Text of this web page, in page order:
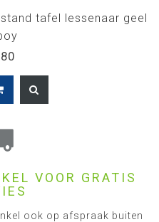
tafel lessenaar geel
VOOR GRATIS
ook op afspraak buiten